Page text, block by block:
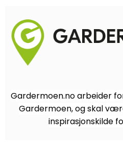
Gardermoen.no arbeider
Gardermoen, og skal
inspirasjonskilde